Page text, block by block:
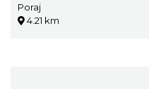
Poraj
4.21 km